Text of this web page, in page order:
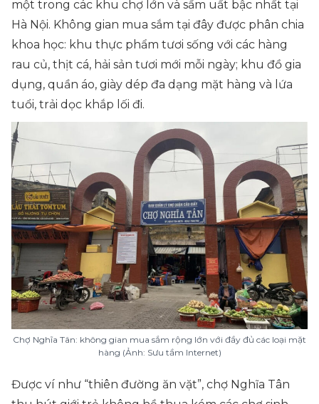
một trong các khu chợ lớn và sầm uất bậc nhất tại
Hà Nội. Không gian mua sắm tại đây được phân chia
khoa học: khu thực phẩm tươi sống với các hàng
rau củ, thịt cá, hải sản tươi mới mỗi ngày; khu đồ gia
dụng, quần áo, giày dép đa dạng mặt hàng và lứa
tuổi, trải dọc khắp lối đi.
Chợ Nghĩa Tân: không gian mua sắm rộng lớn với đầy đủ các loại mặt
hàng (Ảnh: Sưu tầm Internet)
Được ví như “thiên đường ăn vặt”, chợ Nghĩa Tân